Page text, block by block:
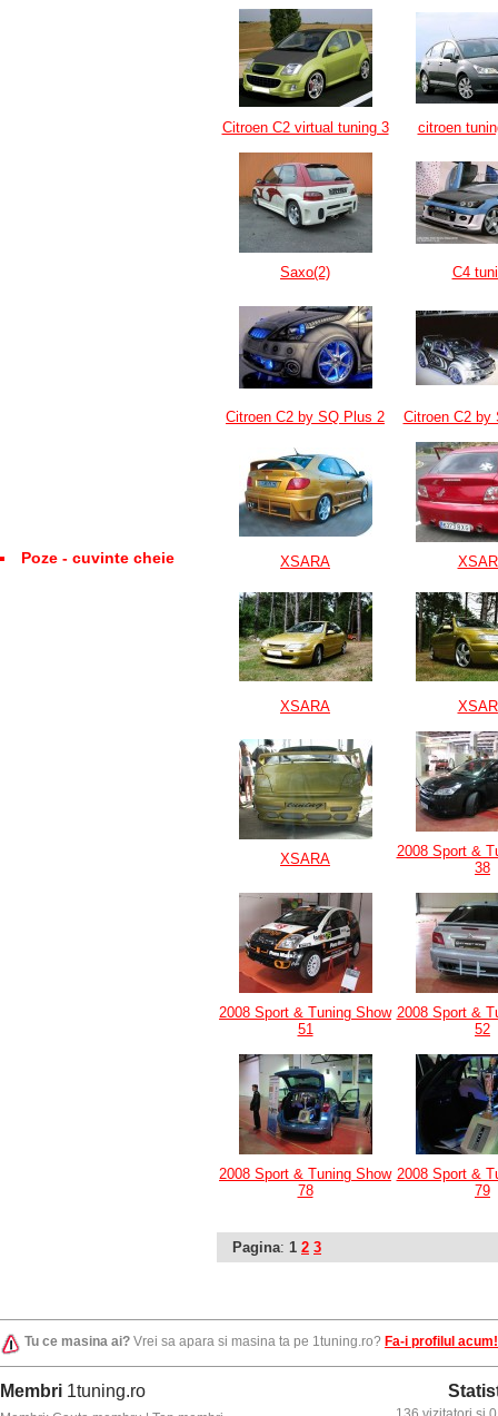
Poze - cuvinte cheie
Citroen C2 virtual tuning 3 citroen
Saxo(2) C4
Citroen C2 by SQ Plus 2 Citroen C2 by
XSARA
XSARA
XSARA
2008 Sport &
38
2008 Sport & Tuning Show
51
2008 Sport &
52
2008 Sport & Tuning Show
78
2008 Sport &
79
Pagina: 1 2 3
Tu ce masina ai? Vrei sa apara si masina ta pe 1tuning.ro? Fa-i profilul acum!
Membri 1tuning.ro